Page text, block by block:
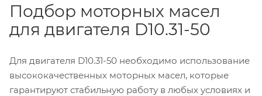
Подбор моторных масел
для двигателя D10.31-50
Для двигателя D10.31-50 необходимо использование
высококачественных моторных масел, которые
гарантируют стабильную работу в любых условиях и